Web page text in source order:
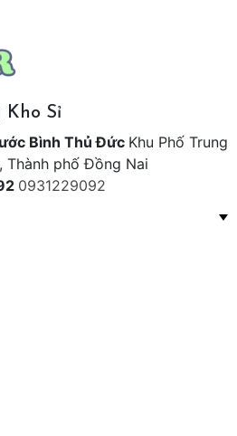
Kho Sỉ
Bình Thủ Đức Khu Phố Trung
Thành phố Đồng Nai
0931229092